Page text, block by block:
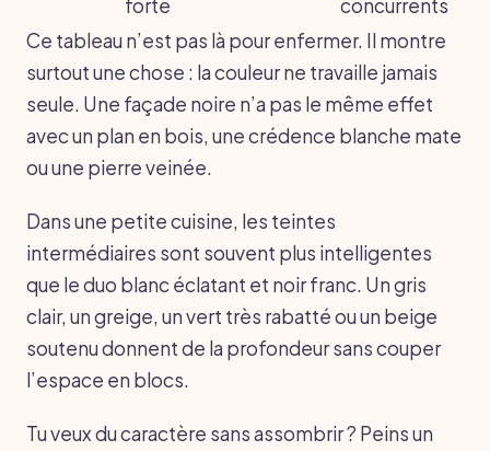
forte
concurrents
Ce tableau n’est pas là pour enfermer. Il montre
surtout une chose : la couleur ne travaille jamais
seule. Une façade noire n’a pas le même effet
avec un plan en bois, une crédence blanche mate
ou une pierre veinée.
Dans une petite cuisine, les teintes
intermédiaires sont souvent plus intelligentes
que le duo blanc éclatant et noir franc. Un gris
clair, un greige, un vert très rabatté ou un beige
soutenu donnent de la profondeur sans couper
l’espace en blocs.
Tu veux du caractère sans assombrir ? Peins un